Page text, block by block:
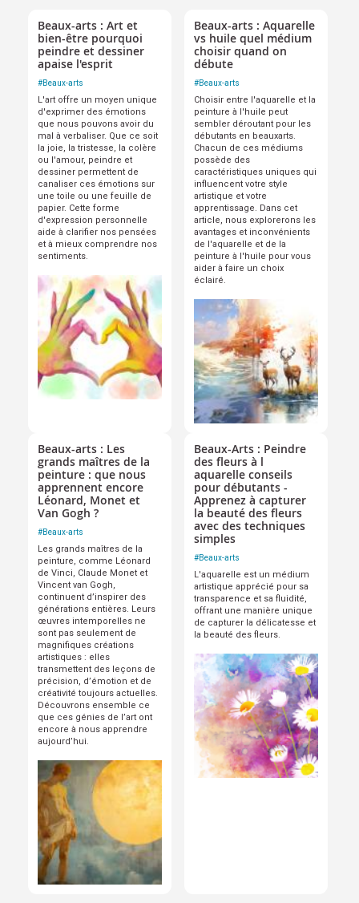
Beaux-arts : Art et
bien-être pourquoi
peindre et dessiner
apaise l'esprit
#Beaux-arts
L'art offre un moyen unique
d'exprimer des émotions
que nous pouvons avoir du
mal à verbaliser. Que ce soit
la joie, la tristesse, la colère
ou l'amour, peindre et
dessiner permettent de
canaliser ces émotions sur
une toile ou une feuille de
papier. Cette forme
d'expression personnelle
aide à clarifier nos pensées
et à mieux comprendre nos
sentiments.
Beaux-arts : Aquarelle
vs huile quel médium
choisir quand on
débute
#Beaux-arts
Choisir entre l'aquarelle et la
peinture à l'huile peut
sembler déroutant pour les
débutants en beauxarts.
Chacun de ces médiums
possède des
caractéristiques uniques qui
influencent votre style
artistique et votre
apprentissage. Dans cet
article, nous explorerons les
avantages et inconvénients
de l'aquarelle et de la
peinture à l'huile pour vous
aider à faire un choix
éclairé.
Beaux-arts : Les
grands maîtres de la
peinture : que nous
apprennent encore
Léonard, Monet et
Van Gogh ?
#Beaux-arts
Les grands maîtres de la
peinture, comme Léonard
de Vinci, Claude Monet et
Vincent van Gogh,
continuent d’inspirer des
générations entières. Leurs
œuvres intemporelles ne
sont pas seulement de
magnifiques créations
artistiques : elles
transmettent des leçons de
précision, d’émotion et de
créativité toujours actuelles.
Découvrons ensemble ce
que ces génies de l’art ont
encore à nous apprendre
aujourd’hui.
Beaux-Arts : Peindre
des fleurs à l
aquarelle conseils
pour débutants -
Apprenez à capturer
la beauté des fleurs
avec des techniques
simples
#Beaux-arts
L'aquarelle est un médium
artistique apprécié pour sa
transparence et sa fluidité,
offrant une manière unique
de capturer la délicatesse et
la beauté des fleurs.